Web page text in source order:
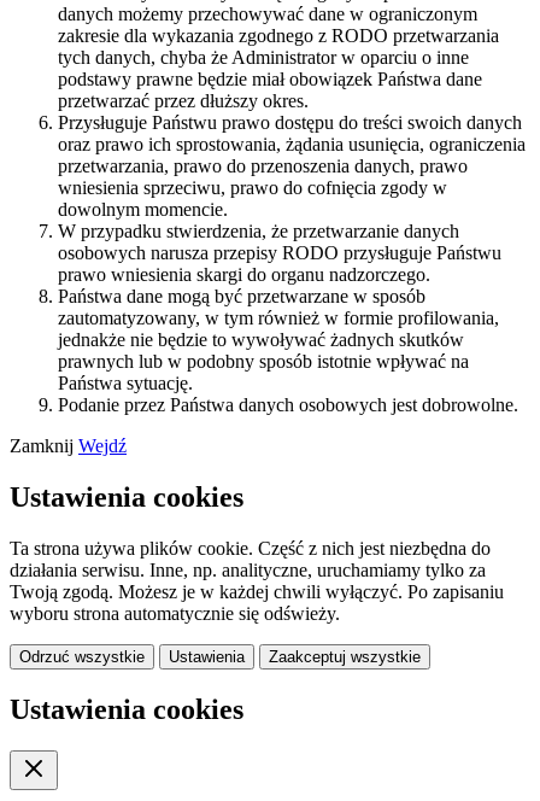
danych możemy przechowywać dane w ograniczonym
zakresie dla wykazania zgodnego z RODO przetwarzania
tych danych, chyba że Administrator w oparciu o inne
podstawy prawne będzie miał obowiązek Państwa dane
przetwarzać przez dłuższy okres.
Przysługuje Państwu prawo dostępu do treści swoich danych
oraz prawo ich sprostowania, żądania usunięcia, ograniczenia
przetwarzania, prawo do przenoszenia danych, prawo
wniesienia sprzeciwu, prawo do cofnięcia zgody w
dowolnym momencie.
W przypadku stwierdzenia, że przetwarzanie danych
osobowych narusza przepisy RODO przysługuje Państwu
prawo wniesienia skargi do organu nadzorczego.
Państwa dane mogą być przetwarzane w sposób
zautomatyzowany, w tym również w formie profilowania,
jednakże nie będzie to wywoływać żadnych skutków
prawnych lub w podobny sposób istotnie wpływać na
Państwa sytuację.
Podanie przez Państwa danych osobowych jest dobrowolne.
Zamknij Wejdź
Ustawienia cookies
Ta strona używa plików cookie. Część z nich jest niezbędna do
działania serwisu. Inne, np. analityczne, uruchamiamy tylko za
Twoją zgodą. Możesz je w każdej chwili wyłączyć. Po zapisaniu
wyboru strona automatycznie się odświeży.
Odrzuć wszystkie Ustawienia Zaakceptuj wszystkie
Ustawienia cookies